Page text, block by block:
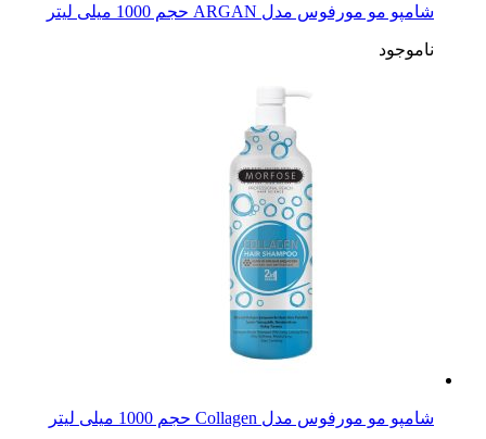
شامپو مو مورفوس مدل ARGAN حجم 1000 میلی لیتر
ناموجود
شامپو مو مورفوس مدل Collagen حجم 1000 میلی لیتر